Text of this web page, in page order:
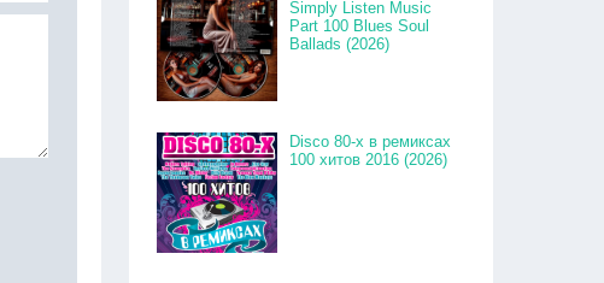
Simply Listen Music
Part 100 Blues Soul
Ballads (2026)
Disco 80-x в ремиксах
100 хитов 2016 (2026)